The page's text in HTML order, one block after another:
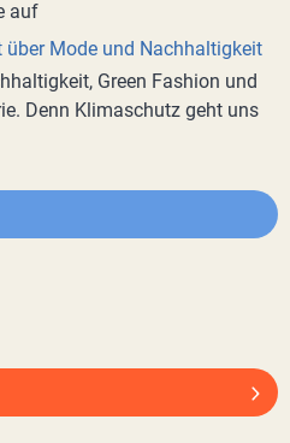
über Mode und Nachhaltigkeit
Green Fashion und
Denn Klimaschutz geht uns